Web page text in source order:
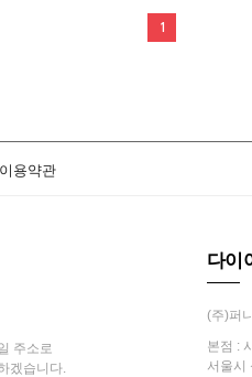
1
이용약관
주소로
겠습니다.
다이
(주)퍼
본점 :
서울시